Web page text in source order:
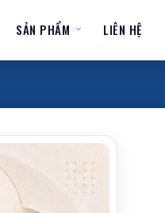
SẢN PHẨM LIÊN HỆ